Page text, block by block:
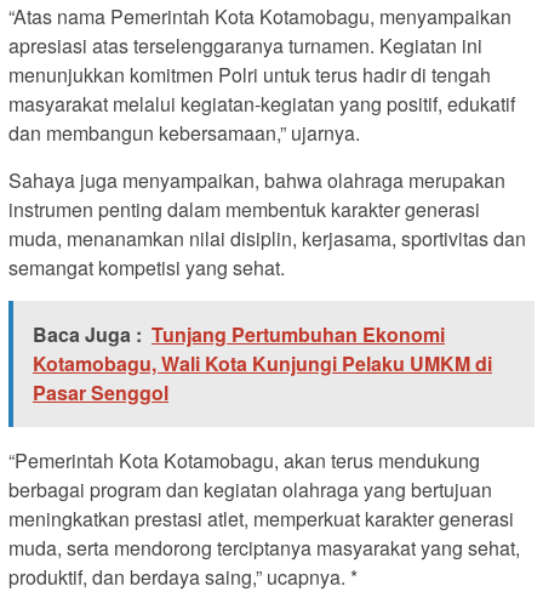
“Atas nama Pemerintah Kota Kotamobagu, menyampaikan
apresiasi atas terselenggaranya turnamen. Kegiatan ini
menunjukkan komitmen Polri untuk terus hadir di tengah
masyarakat melalui kegiatan-kegiatan yang positif, edukatif
dan membangun kebersamaan,” ujarnya.
Sahaya juga menyampaikan, bahwa olahraga merupakan
instrumen penting dalam membentuk karakter generasi
muda, menanamkan nilai disiplin, kerjasama, sportivitas dan
semangat kompetisi yang sehat.
Baca Juga : Tunjang Pertumbuhan Ekonomi
Kotamobagu, Wali Kota Kunjungi Pelaku UMKM di
Pasar Senggol
“Pemerintah Kota Kotamobagu, akan terus mendukung
berbagai program dan kegiatan olahraga yang bertujuan
meningkatkan prestasi atlet, memperkuat karakter generasi
muda, serta mendorong terciptanya masyarakat yang sehat,
produktif, dan berdaya saing,” ucapnya. *